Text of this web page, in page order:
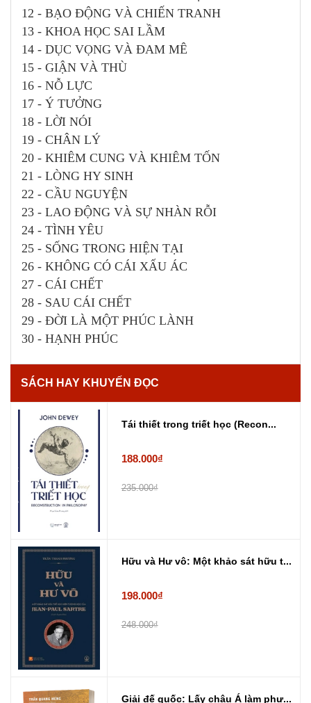
12 - BẠO ĐỘNG VÀ CHIẾN TRANH
13 - KHOA HỌC SAI LẦM
14 - DỤC VỌNG VÀ ĐAM MÊ
15 - GIẬN VÀ THÙ
16 - NỖ LỰC
17 - Ý TƯỞNG
18 - LỜI NÓI
19 - CHÂN LÝ
20 - KHIÊM CUNG VÀ KHIÊM TỐN
21 - LÒNG HY SINH
22 - CẦU NGUYỆN
23 - LAO ĐỘNG VÀ SỰ NHÀN RỖI
24 - TÌNH YÊU
25 - SỐNG TRONG HIỆN TẠI
26 - KHÔNG CÓ CÁI XẤU ÁC
27 - CÁI CHẾT
28 - SAU CÁI CHẾT
29 - ĐỜI LÀ MỘT PHÚC LÀNH
30 - HẠNH PHÚC
SÁCH HAY KHUYẾN ĐỌC
Tái thiết trong triết học (Recon...
188.000₫
235.000₫
Hữu và Hư vô: Một khảo sát hữu t...
198.000₫
248.000₫
Giải đế quốc: Lấy châu Á làm phư...